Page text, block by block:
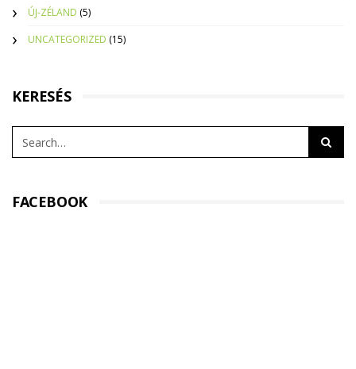
ÚJ-ZÉLAND (5)
UNCATEGORIZED (15)
KERESÉS
FACEBOOK